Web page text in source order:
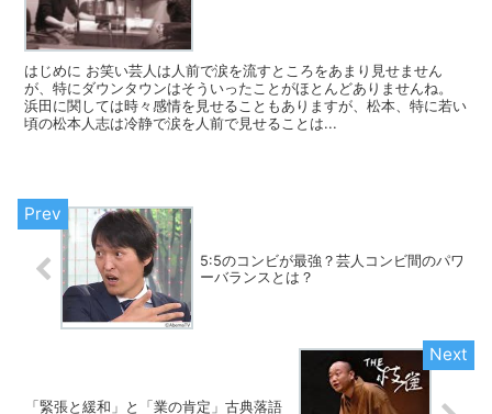
はじめに お笑い芸人は人前で涙を流すところをあまり見せません
が、特にダウンタウンはそういったことがほとんどありませんね。
浜田に関しては時々感情を見せることもありますが、松本、特に若い
頃の松本人志は冷静で涙を人前で見せることは...
5:5のコンビが最強？芸人コンビ間のパワ
ーバランスとは？
「緊張と緩和」と「業の肯定」古典落語